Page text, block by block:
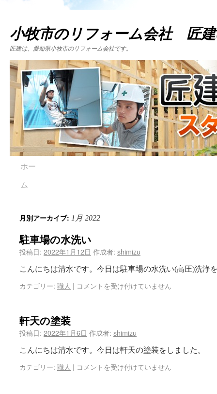
小牧市のリフォーム会社 匠
匠建は、愛知県小牧市のリフォーム会社です。
ホー
ム
月別アーカイブ: 1月 2022
駐車場の水洗い
投稿日: 2022年1月12日 作成者: shimizu
こんにちは清水です。今日は駐車場の水洗い(高圧)洗浄
カテゴリー: 職人 | コメントを受け付けていません
軒天の塗装
投稿日: 2022年1月6日 作成者: shimizu
こんにちは清水です。今日は軒天の塗装をしました。
カテゴリー: 職人 | コメントを受け付けていません